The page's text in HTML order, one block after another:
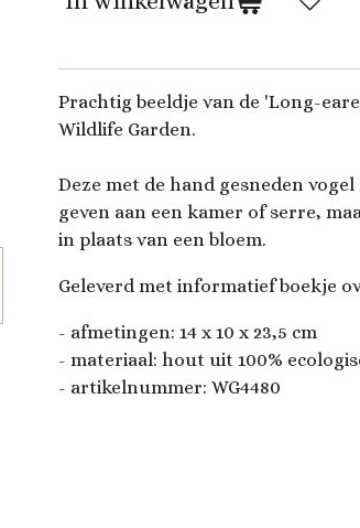
Prachtig beeldje van de 'Long-
Wildlife Garden.
Deze met de hand gesneden
geven aan een kamer of serre,
in plaats van een bloem.
Geleverd met informatief boekje
- afmetingen: 14 x 10 x 23,5 cm
- materiaal: hout uit 100%
- artikelnummer: WG4480